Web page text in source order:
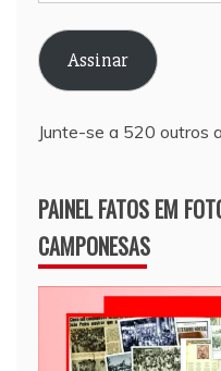
de
e-
mail Assinar
Junte-se a 520 outros
PAINEL FATOS EM
CAMPONESAS